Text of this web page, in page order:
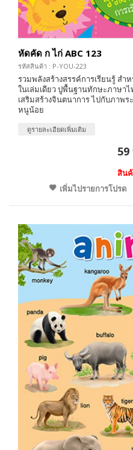
หัดคัด ก ไก่ ABC 123
รหัสสินค้า : P-YOU-223
รวมพลังสร้างสรรค์การเรียนรู้ สำ
ในเล่มเดียว ปูพื้นฐานทักษะภาษา
เสริมสร้างจินตนาการ ไปกับภาพ
หนูน้อย
ดูรายละเอียดเพิ่มเติม
สิน
เพิ่มไปรายการโปรด